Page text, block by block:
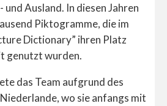
Ausland. In diesen Jahren
Piktogramme, die im
Dictionary” ihren Platz
genutzt wurden.
das Team aufgrund des
wo sie anfangs mit